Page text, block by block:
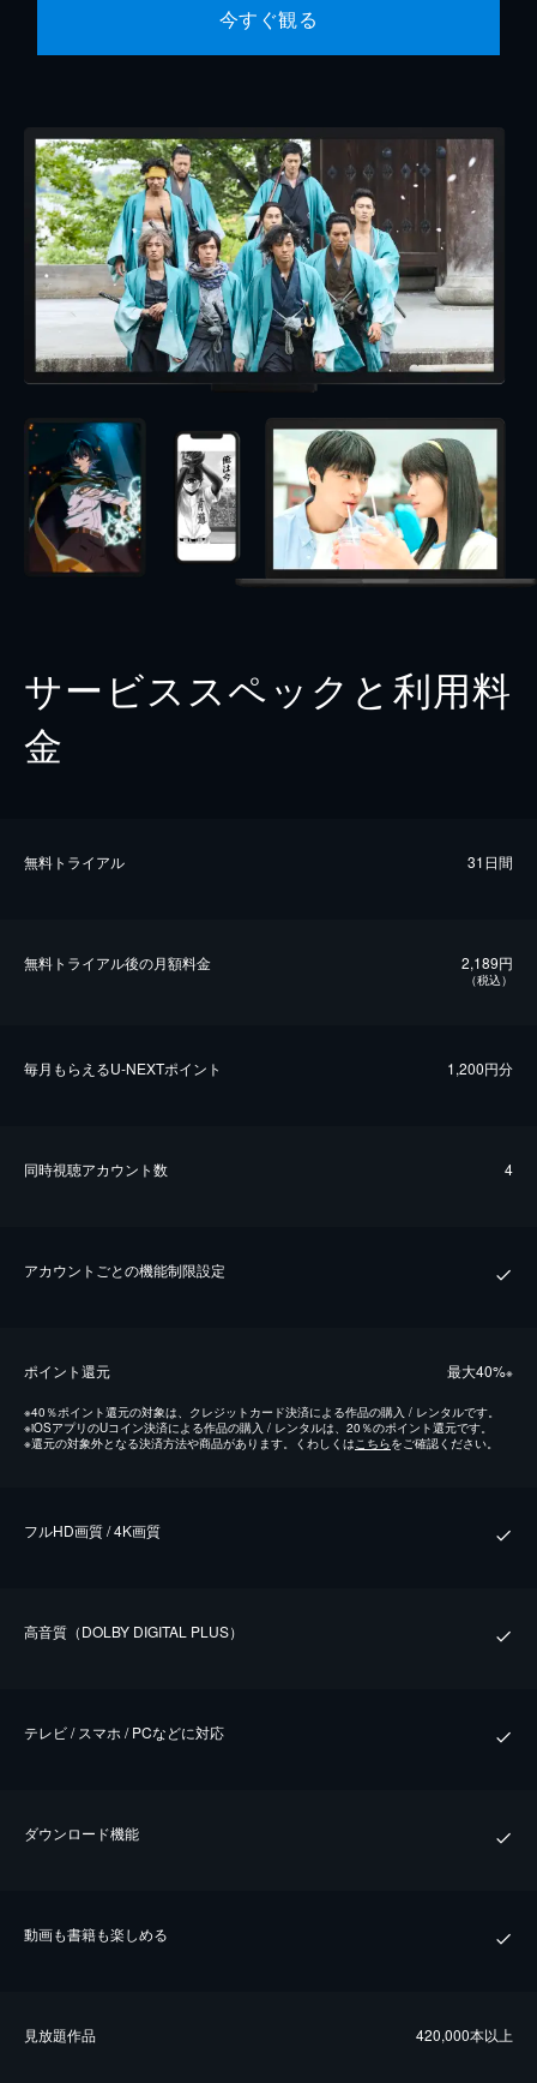
今すぐ観る
サービススペックと利用料
金
無料トライアル 31日間
無料トライアル後の⽉額料金 2,189円
（税込）
毎⽉もらえるU-NEXTポイント 1,200円分
同時視聴アカウント数 4
アカウントごとの機能制限設定
ポイント還元 最⼤40%※
※40％ポイント還元の対象は、クレジットカード決済による作品の購入 / レンタルです。
※iOSアプリのUコイン決済による作品の購入 / レンタルは、20％のポイント還元です。
※還元の対象外となる決済方法や商品があります。くわしくはこちらをご確認ください。
フルHD画質 / 4K画質
⾼⾳質（DOLBY DIGITAL PLUS）
テレビ / スマホ / PCなどに対応
ダウンロード機能
動画も書籍も楽しめる
⾒放題作品 420,000本以上